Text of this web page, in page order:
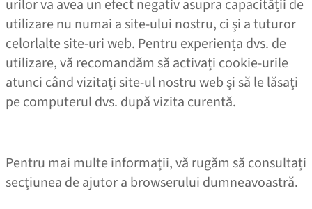
urilor va avea un efect negativ asupra capacității de
utilizare nu numai a site-ului nostru, ci și a tuturor
celorlalte site-uri web. Pentru experiența dvs. de
utilizare, vă recomandăm să activați cookie-urile
atunci când vizitați site-ul nostru web și să le lăsați
pe computerul dvs. după vizita curentă.
Pentru mai multe informații, vă rugăm să consultați
secțiunea de ajutor a browserului dumneavoastră.